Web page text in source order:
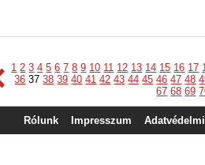
1 2 3 4 5 6 7 8 9 10 11 12 13 14 15 16 17
36 37 38 39 40 41 42 43 44 45 46 47 48
67 68 69
Rólunk Impresszum